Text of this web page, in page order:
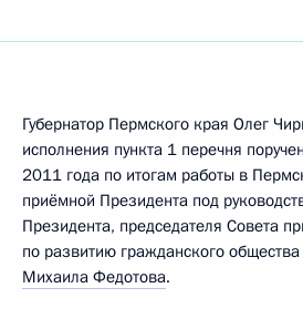
Губернатор Пермского края Олег
исполнения пункта 1 перечня
2011 года по итогам работы в
приёмной Президента под
Президента, председателя Совета
по развитию гражданского
Михаила Федотова.